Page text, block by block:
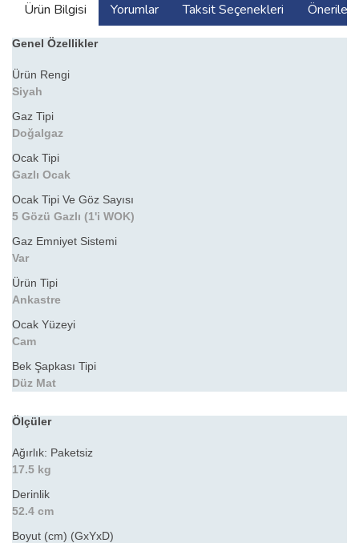
Ürün Bilgisi Yorumlar Taksit Seçenekleri
Genel Özellikler
Ürün Rengi
Siyah
Gaz Tipi
Doğalgaz
Ocak Tipi
Gazlı Ocak
Ocak Tipi Ve Göz Sayısı
5 Gözü Gazlı (1'i WOK)
Gaz Emniyet Sistemi
Var
Ürün Tipi
Ankastre
Ocak Yüzeyi
Cam
Bek Şapkası Tipi
Düz Mat
Ölçüler
Ağırlık: Paketsiz
17.5 kg
Derinlik
52.4 cm
Boyut (cm) (GxYxD)